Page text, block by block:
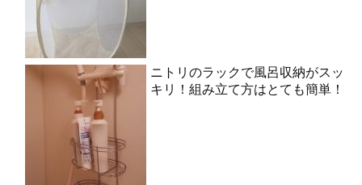
ニトリのラックで風呂収納がスッ
キリ！組み立て方はとても簡単！